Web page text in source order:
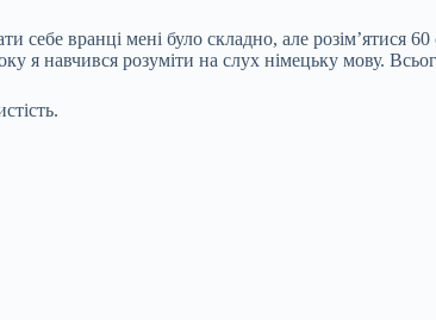
себе вранці мені було складно, але розім’ятися
я навчився розуміти на слух німецьку мову.